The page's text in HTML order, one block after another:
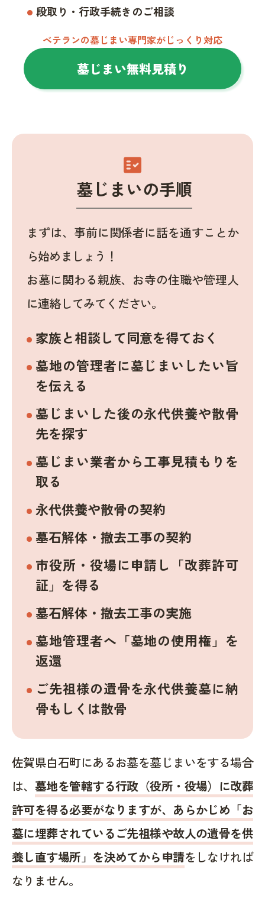
段取り・行政手続きのご相談
ベテランの墓じまい専門家がじっくり対応
墓じまい無料見積り
fact_check
墓じまいの手順
まずは、事前に関係者に話を通すことか
ら始めましょう！
お墓に関わる親族、お寺の住職や管理人
に連絡してみてください。
家族と相談して同意を得ておく
墓地の管理者に墓じまいしたい旨
を伝える
墓じまいした後の永代供養や散骨
先を探す
墓じまい業者から工事見積もりを
取る
永代供養や散骨の契約
墓石解体・撤去工事の契約
市役所・役場に申請し「改葬許可
証」を得る
墓石解体・撤去工事の実施
墓地管理者へ「墓地の使用権」を
返還
ご先祖様の遺骨を永代供養墓に納
骨もしくは散骨
佐賀県白石町にあるお墓を墓じまいをする場合
は、 墓地を管轄する行政（役所・役場）に改葬
許可を得る必要がなりますが、あらかじめ「お
墓に埋葬されているご先祖様や故人の遺骨を供
養し直す場所」を決めてから申請をしなければ
なりません。